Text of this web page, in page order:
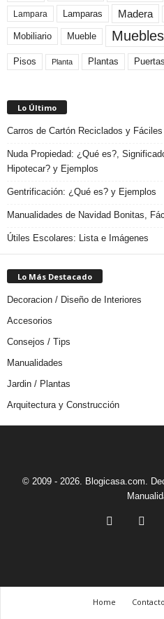
Lampara Lamparas Madera
Mobiliario Mueble Muebles
Pisos Planta Plantas Puertas
Lo Último
Carros de Cartón Reciclados y
Nuda Propiedad: ¿Qué es?,
Hipotecar? y Ejemplos
Gentrificación: ¿Qué es? y Ejemplos
Manualidades de Navidad Bonitas,
Útiles Escolares: Lista e Imágenes
Lo Más Destacado
Decoracion / Diseño de Interiores
Accesorios
Consejos / Tips
Manualidades
Jardin / Plantas
Arquitectura y Construcción
© 2009 - 2026. Blogicasa.com.
Home Contacto